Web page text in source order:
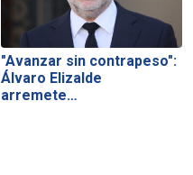
"Avanzar sin contrapeso":
Álvaro Elizalde
arremete…